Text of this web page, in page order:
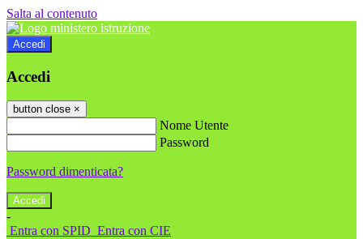
Salta al contenuto
Accedi
Accedi
button close ×
Nome Utente
Password
Password dimenticata?
-
Entra con SPID Entra con CIE